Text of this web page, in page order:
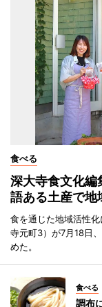
食べる
深大寺食文化
語ある土産で地
食を通じた地域活性
寺元町3）が7月18日
めた。
食べる
調布